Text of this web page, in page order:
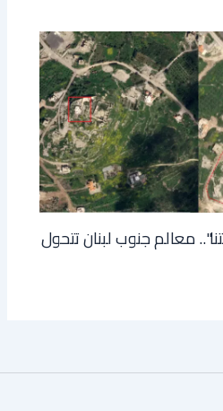
معالم جنوب لبنان تتحول